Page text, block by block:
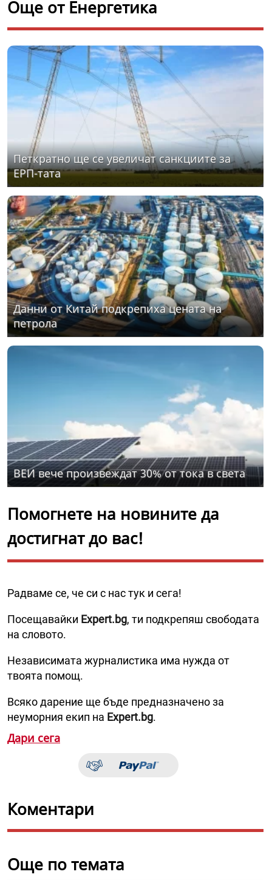
Още от Енергетика
Петкратно ще се увеличат санкциите за
ЕРП-тата
Данни от Китай подкрепиха цената на
петрола
ВЕИ вече произвеждат 30% от тока в света
Помогнете на новините да
достигнат до вас!
Радваме се, че си с нас тук и сега!
Посещавайки Expert.bg, ти подкрепяш свободата
на словото.
Независимата журналистика има нужда от
твоята помощ.
Всяко дарение ще бъде предназначено за
неуморния екип на Expert.bg.
Дари сега
Коментари
Още по темата